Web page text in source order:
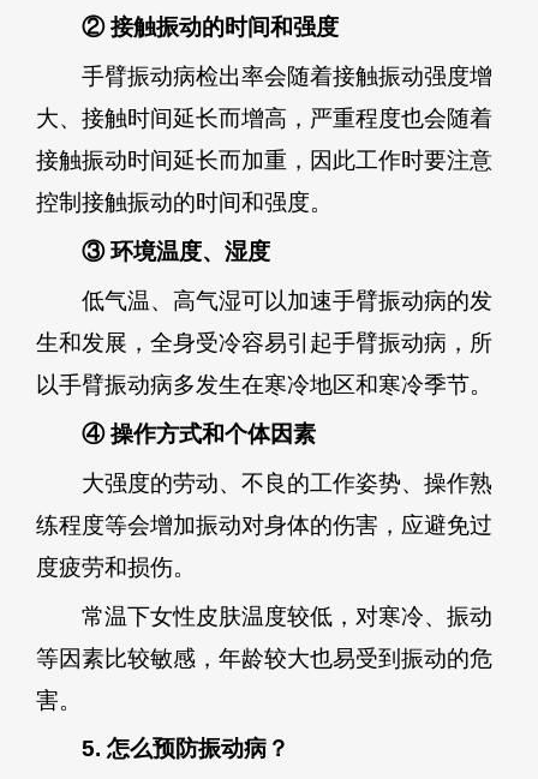
② 接触振动的时间和强度
手臂振动病检出率会随着接触振动强度增
大、接触时间延长而增高，严重程度也会随着
接触振动时间延长而加重，因此工作时要注意
控制接触振动的时间和强度。
③ 环境温度、湿度
低气温、高气湿可以加速手臂振动病的发
生和发展，全身受冷容易引起手臂振动病，所
以手臂振动病多发生在寒冷地区和寒冷季节。
④ 操作方式和个体因素
大强度的劳动、不良的工作姿势、操作熟
练程度等会增加振动对身体的伤害，应避免过
度疲劳和损伤。
常温下女性皮肤温度较低，对寒冷、振动
等因素比较敏感，年龄较大也易受到振动的危
害。
5. 怎么预防振动病？